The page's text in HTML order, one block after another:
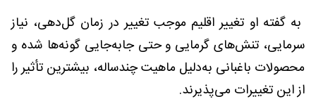
به گفته او‍ تغییر اقلیم موجب تغییر در زمان گل‌دهی، نیاز
سرمایی، تنش‌های گرمایی و حتی جابه‌جایی گونه‌ها شده و
محصولات باغبانی به‌دلیل ماهیت چندساله، بیشترین تأثیر را
از این تغییرات می‌پذیرند.